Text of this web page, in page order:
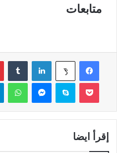
متابعات
فيسبوك ‫X لينكدإن
سكايب واتساب
إقرأ ايضا